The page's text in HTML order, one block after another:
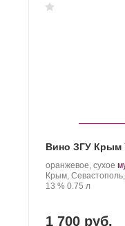
Вино ЗГУ
Производитель:
YAIYLA.
оранжевое, сухое .
Регион:
Крым, Севастополь,
Крепость
13 %. Объем
0.75 л
1 700 руб.